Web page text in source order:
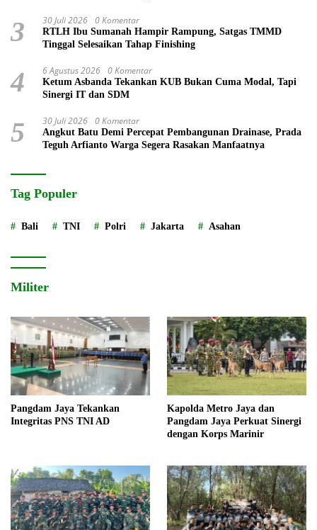
3 30 Juli 2026 0 Komentar
RTLH Ibu Sumanah Hampir Rampung, Satgas TMMD
Tinggal Selesaikan Tahap Finishing
4 6 Agustus 2026 0 Komentar
Ketum Asbanda Tekankan KUB Bukan Cuma Modal, Tapi
Sinergi IT dan SDM
5 30 Juli 2026 0 Komentar
Angkut Batu Demi Percepat Pembangunan Drainase, Prada
Teguh Arfianto Warga Segera Rasakan Manfaatnya
Tag Populer
Bali TNI Polri Jakarta Asahan
Militer
Pangdam Jaya Tekankan
Integritas PNS TNI AD
Kapolda Metro Jaya dan
Pangdam Jaya Perkuat Sinergi
dengan Korps Marinir